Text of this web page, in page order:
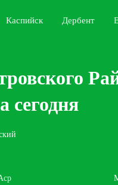
Каспийск Дербент
сегодня